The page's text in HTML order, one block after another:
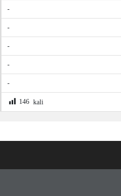
-
-
-
-
-
146 kali